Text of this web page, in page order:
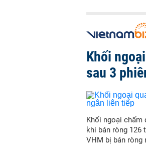
Khối
sau 3
Khối ngoại chấm
khi bán ròng 126
VHM bị bán ròng